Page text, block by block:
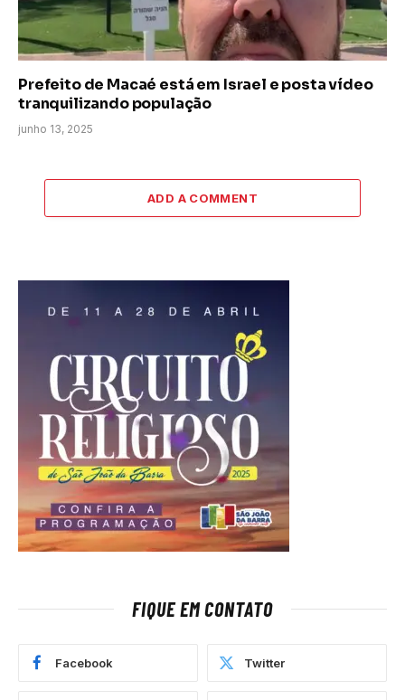
Prefeito de Macaé está em Israel e posta vídeo
tranquilizando população
junho 13, 2025
ADD A COMMENT
FIQUE EM CONTATO
Facebook Twitter